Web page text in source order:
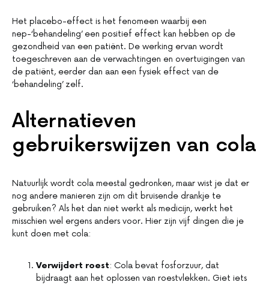
Het placebo-effect is het fenomeen waarbij een
nep-‘behandeling’ een positief effect kan hebben op de
gezondheid van een patiënt. De werking ervan wordt
toegeschreven aan de verwachtingen en overtuigingen van
de patiënt, eerder dan aan een fysiek effect van de
‘behandeling’ zelf.
Alternatieven
gebruikerswijzen van cola
Natuurlijk wordt cola meestal gedronken, maar wist je dat er
nog andere manieren zijn om dit bruisende drankje te
gebruiken? Als het dan niet werkt als medicijn, werkt het
misschien wel ergens anders voor. Hier zijn vijf dingen die je
kunt doen met cola:
Verwijdert roest: Cola bevat fosforzuur, dat
bijdraagt aan het oplossen van roestvlekken. Giet iets